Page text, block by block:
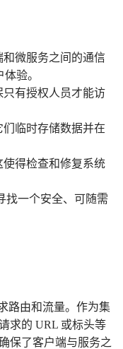
微服务之间的通信
验。
有授权人员才能访
们临时存储数据并在
使得检查和修复系统
找一个安全、可随需
路由和流量。作为集
求的 URL 或标头等
保了客户端与服务之